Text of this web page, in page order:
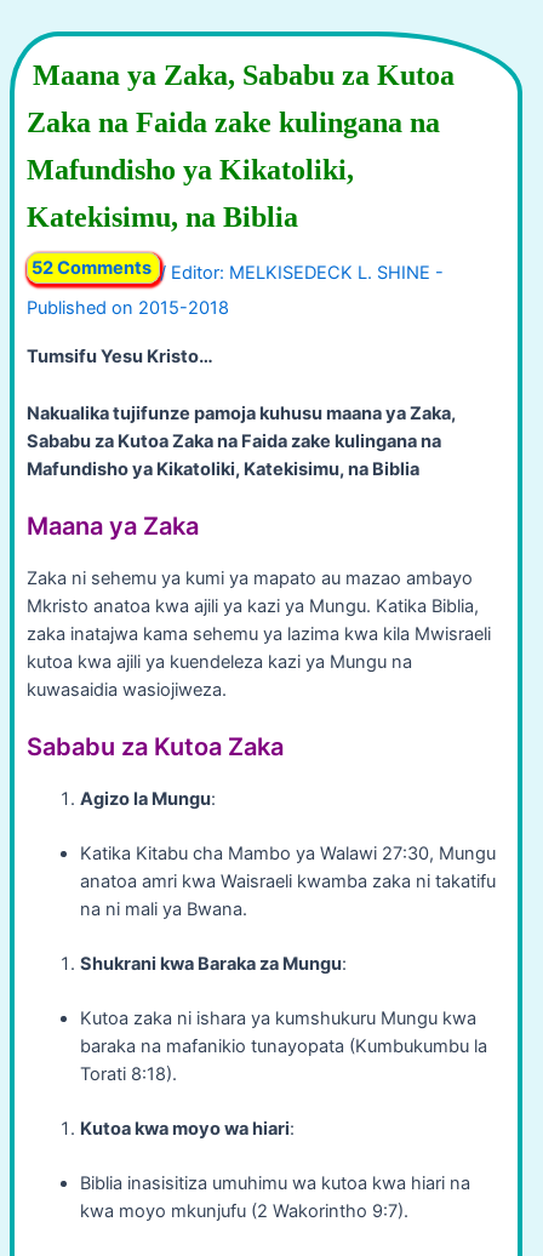
Maana ya Zaka, Sababu za Kutoa
Zaka na Faida zake kulingana na
Mafundisho ya Kikatoliki,
Katekisimu, na Biblia
52 Comments /
Tumsifu Yesu Kristo…
Nakualika tujifunze pamoja kuhusu maana ya Zaka,
Sababu za Kutoa Zaka na Faida zake kulingana na
Mafundisho ya Kikatoliki, Katekisimu, na Biblia
Maana ya Zaka
Zaka ni sehemu ya kumi ya mapato au mazao ambayo
Mkristo anatoa kwa ajili ya kazi ya Mungu. Katika Biblia,
zaka inatajwa kama sehemu ya lazima kwa kila Mwisraeli
kutoa kwa ajili ya kuendeleza kazi ya Mungu na
kuwasaidia wasiojiweza.
Sababu za Kutoa Zaka
Agizo la Mungu:
Katika Kitabu cha Mambo ya Walawi 27:30, Mungu
anatoa amri kwa Waisraeli kwamba zaka ni takatifu
na ni mali ya Bwana.
Shukrani kwa Baraka za Mungu:
Kutoa zaka ni ishara ya kumshukuru Mungu kwa
baraka na mafanikio tunayopata (Kumbukumbu la
Torati 8:18).
Kutoa kwa moyo wa hiari:
Biblia inasisitiza umuhimu wa kutoa kwa hiari na
kwa moyo mkunjufu (2 Wakorintho 9:7).